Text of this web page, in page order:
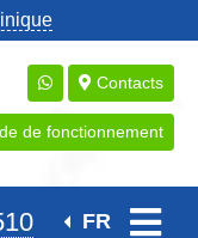
Contacts
de fonctionnement
FR